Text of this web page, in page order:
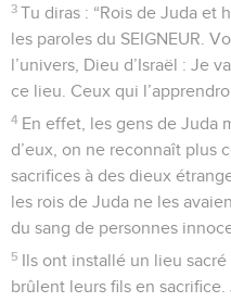
3 Tu diras : “Rois de Juda et
les paroles du SEIGNEUR.
l’univers, Dieu d’Israël : Je
ce lieu. Ceux qui
4 En effet, les gens de Juda
d’eux, on ne reconnaît plus
sacrifices à des dieux
les rois de Juda ne les
du sang de personnes
5 Ils ont installé un lieu
brûlent leurs fils en